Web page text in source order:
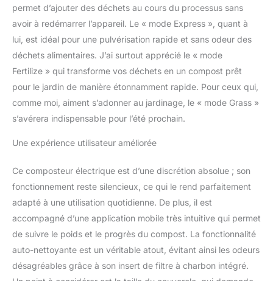
moins d'énergie 5 modes
pour s'adapter à tous les
usages : solutions de
compostage flexibles, le
« mode Vego » permet
d'ajouter des déchets à
redémarrage, « mode
express » pour réduire
des déchets et minimiser
fertilisation » pour
produire rapidement et
efficacement des
compostés pour une
utilisation dans le jardin ;
« mode herbe » accélère
la biodégradation pour
permet d’ajouter des déchets au cours du processus sans
avoir à redémarrer l’appareil. Le « mode Express », quant à
lui, est idéal pour une pulvérisation rapide et sans odeur des
déchets alimentaires. J’ai surtout apprécié le « mode
Fertilize » qui transforme vos déchets en un compost prêt
pour le jardin de manière étonnamment rapide. Pour ceux qui,
comme moi, aiment s’adonner au jardinage, le « mode Grass »
s’avérera indispensable pour l’été prochain.
Une expérience utilisateur améliorée
Ce composteur électrique est d’une discrétion absolue ; son
fonctionnement reste silencieux, ce qui le rend parfaitement
adapté à une utilisation quotidienne. De plus, il est
accompagné d’une application mobile très intuitive qui permet
de suivre le poids et le progrès du compost. La fonctionnalité
auto-nettoyante est un véritable atout, évitant ainsi les odeurs
désagréables grâce à son insert de filtre à charbon intégré.